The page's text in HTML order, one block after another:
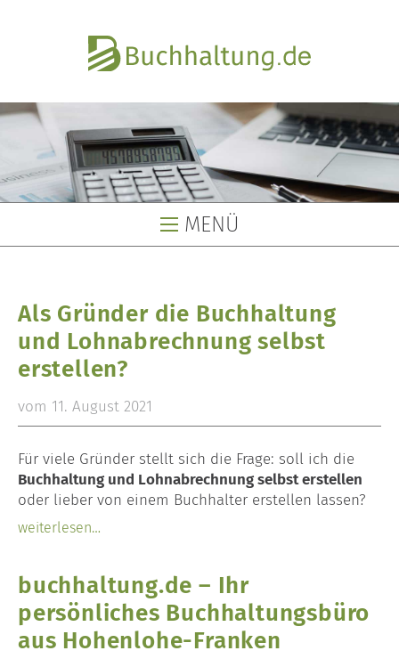
Buchhaltungsservice
Buchhaltungsbüro
Unternehmensberatung
Glossar
Blog
MENÜ
Als Gründer die Buchhaltung
und Lohnabrechnung selbst
erstellen?
vom 11. August 2021
Für viele Gründer stellt sich die Frage: soll ich die
Buchhaltung und Lohnabrechnung selbst erstellen
oder lieber von einem Buchhalter erstellen lassen?
weiterlesen…
buchhaltung.de – Ihr
persönliches Buchhaltungsbüro
aus Hohenlohe-Franken